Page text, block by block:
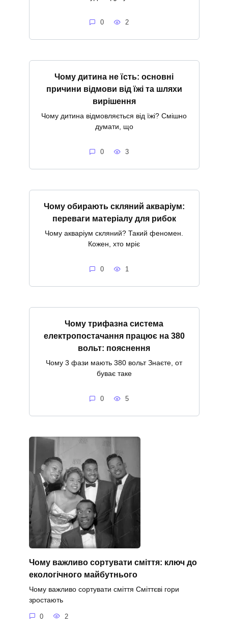
0 2
Чому дитина не їсть: основні
причини відмови від їжі та шляхи
вирішення
Чому дитина відмовляється від їжі? Смішно
думати, що
0 3
Чому обирають скляний акваріум:
переваги матеріалу для рибок
Чому акваріум скляний? Такий феномен.
Кожен, хто мріє
0 1
Чому трифазна система
електропостачання працює на 380
вольт: пояснення
Чому 3 фази мають 380 вольт Знаєте, от
буває таке
0 5
Чому важливо сортувати сміття: ключ до
екологічного майбутнього
Чому важливо сортувати сміття Сміттєві гори
зростають
0 2